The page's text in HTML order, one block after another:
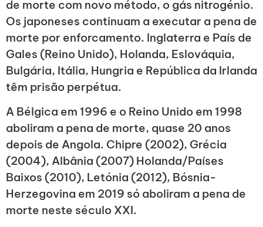
de morte com novo método, o gás nitrogénio.
Os japoneses continuam a executar a pena de
morte por enforcamento. Inglaterra e País de
Gales (Reino Unido), Holanda, Eslováquia,
Bulgária, Itália, Hungria e República da Irlanda
têm prisão perpétua.
A Bélgica em 1996 e o Reino Unido em 1998
aboliram a pena de morte, quase 20 anos
depois de Angola. Chipre (2002), Grécia
(2004), Albânia (2007) Holanda/Países
Baixos (2010), Letónia (2012), Bósnia-
Herzegovina em 2019 só aboliram a pena de
morte neste século XXI.